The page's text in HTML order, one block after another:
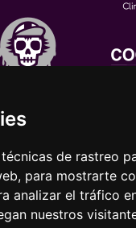
de rastreo
para mostrarte
analizar el tráfico
nuestros